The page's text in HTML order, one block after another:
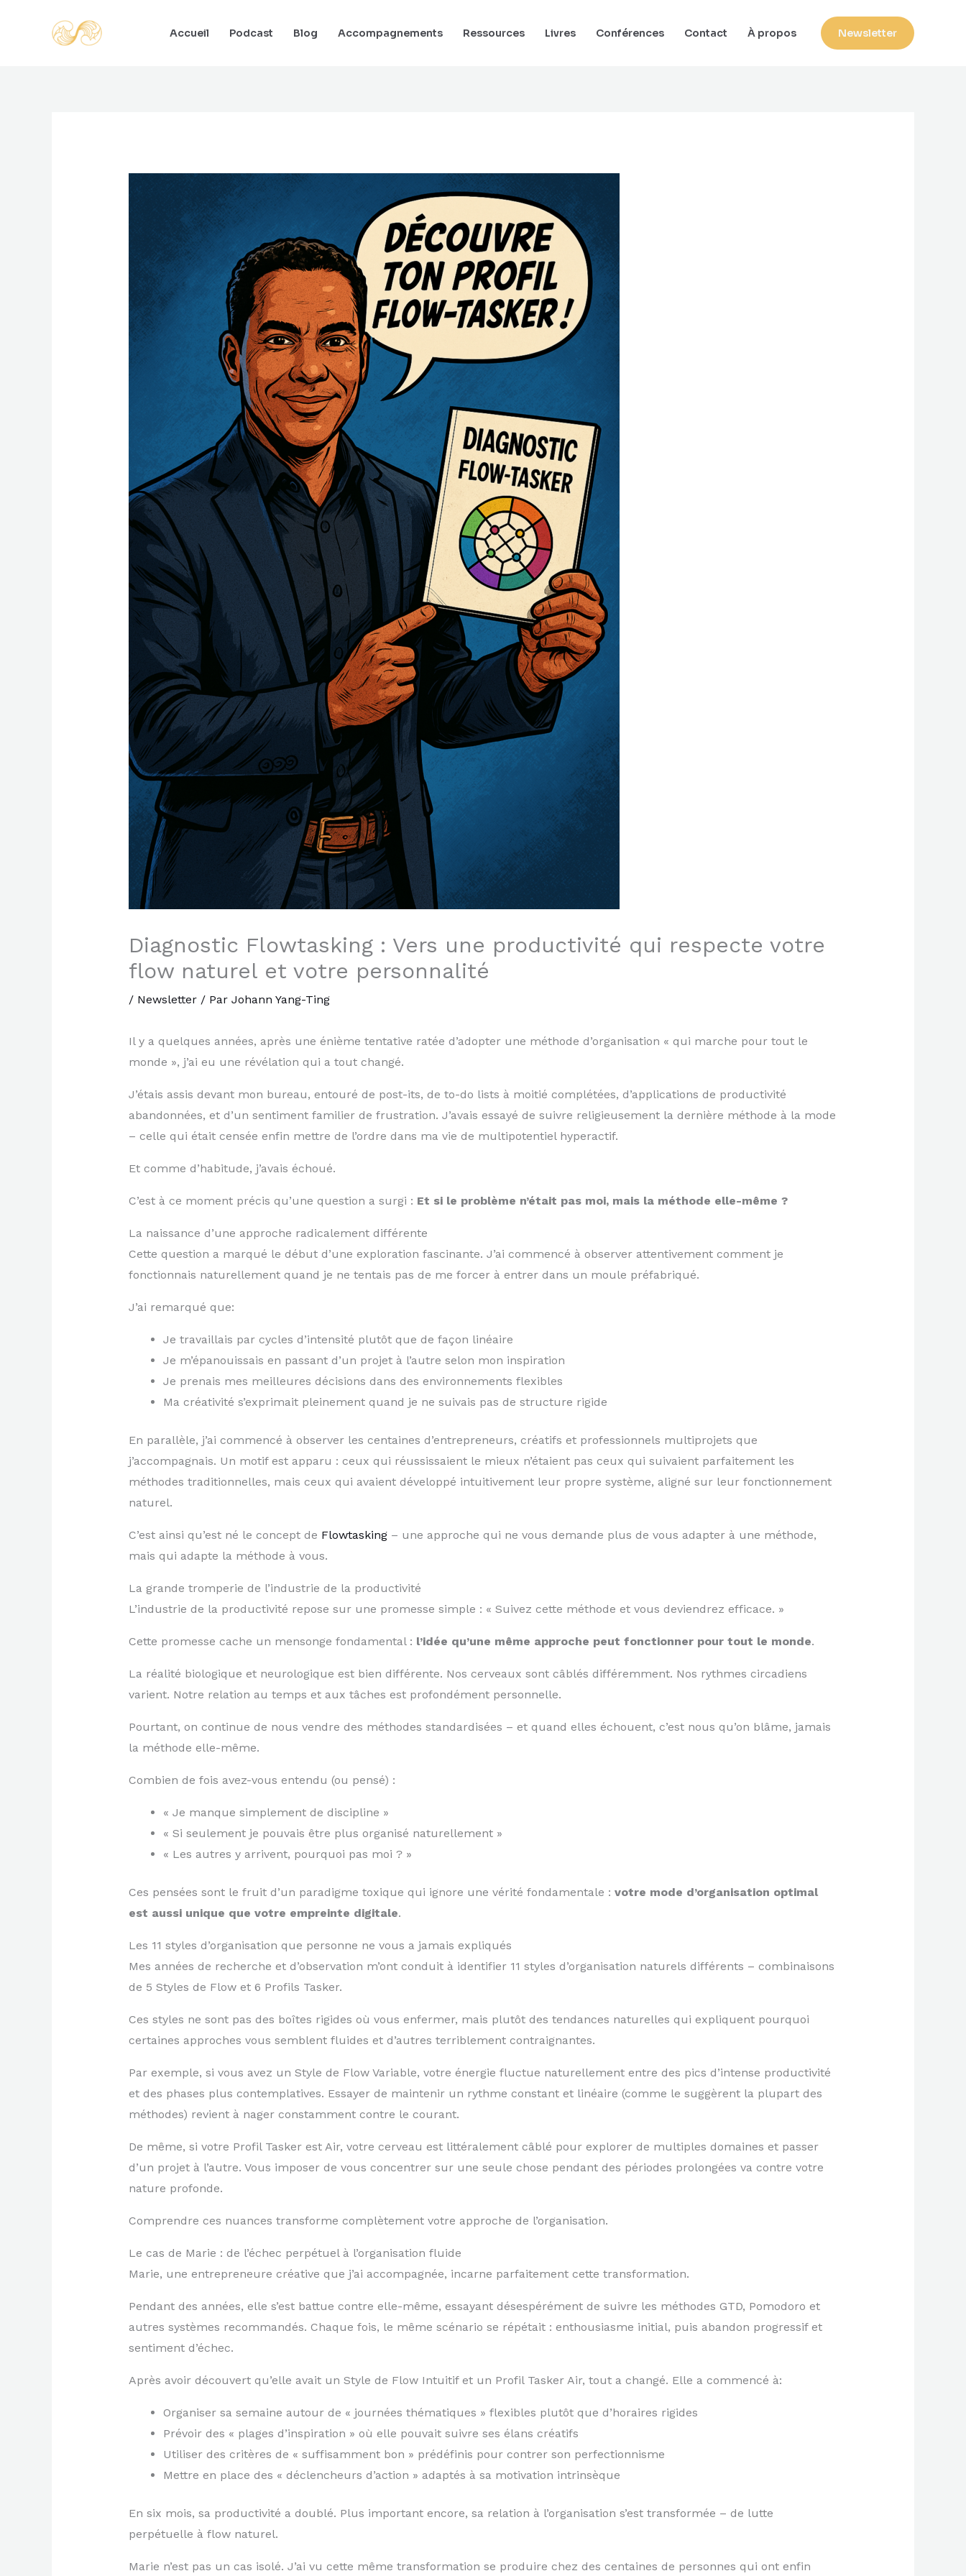
Accueil Podcast Blog Accompagnements Ressources Livres Conférences Contact À propos Newsletter
Diagnostic Flowtasking : Vers une productivité qui respecte votre
flow naturel et votre personnalité
/ Newsletter/ Par Johann Yang-Ting
Il y a quelques années, après une énième tentative ratée d’adopter une méthode d’organisation « qui marche pour tout le
monde », j’ai eu une révélation qui a tout changé.
J’étais assis devant mon bureau, entouré de post-its, de to-do lists à moitié complétées, d’applications de productivité
abandonnées, et d’un sentiment familier de frustration. J’avais essayé de suivre religieusement la dernière méthode à la mode
– celle qui était censée enfin mettre de l’ordre dans ma vie de multipotentiel hyperactif.
Et comme d’habitude, j’avais échoué.
C’est à ce moment précis qu’une question a surgi : Et si le problème n’était pas moi, mais la méthode elle-même ?
La naissance d’une approche radicalement différente
Cette question a marqué le début d’une exploration fascinante. J’ai commencé à observer attentivement comment je
fonctionnais naturellement quand je ne tentais pas de me forcer à entrer dans un moule préfabriqué.
J’ai remarqué que:
Je travaillais par cycles d’intensité plutôt que de façon linéaire
Je m’épanouissais en passant d’un projet à l’autre selon mon inspiration
Je prenais mes meilleures décisions dans des environnements flexibles
Ma créativité s’exprimait pleinement quand je ne suivais pas de structure rigide
En parallèle, j’ai commencé à observer les centaines d’entrepreneurs, créatifs et professionnels multiprojets que
j’accompagnais. Un motif est apparu : ceux qui réussissaient le mieux n’étaient pas ceux qui suivaient parfaitement les
méthodes traditionnelles, mais ceux qui avaient développé intuitivement leur propre système, aligné sur leur fonctionnement
naturel.
C’est ainsi qu’est né le concept de Flowtasking– une approche qui ne vous demande plus de vous adapter à une méthode,
mais qui adapte la méthode à vous.
La grande tromperie de l’industrie de la productivité
L’industrie de la productivité repose sur une promesse simple : « Suivez cette méthode et vous deviendrez efficace. »
Cette promesse cache un mensonge fondamental : l’idée qu’une même approche peut fonctionner pour tout le monde.
La réalité biologique et neurologique est bien différente. Nos cerveaux sont câblés différemment. Nos rythmes circadiens
varient. Notre relation au temps et aux tâches est profondément personnelle.
Pourtant, on continue de nous vendre des méthodes standardisées – et quand elles échouent, c’est nous qu’on blâme, jamais
la méthode elle-même.
Combien de fois avez-vous entendu (ou pensé) :
« Je manque simplement de discipline »
« Si seulement je pouvais être plus organisé naturellement »
« Les autres y arrivent, pourquoi pas moi ? »
Ces pensées sont le fruit d’un paradigme toxique qui ignore une vérité fondamentale : votre mode d’organisation optimal
est aussi unique que votre empreinte digitale.
Les 11 styles d’organisation que personne ne vous a jamais expliqués
Mes années de recherche et d’observation m’ont conduit à identifier 11 styles d’organisation naturels différents – combinaisons
de 5 Styles de Flow et 6 Profils Tasker.
Ces styles ne sont pas des boîtes rigides où vous enfermer, mais plutôt des tendances naturelles qui expliquent pourquoi
certaines approches vous semblent fluides et d’autres terriblement contraignantes.
Par exemple, si vous avez un Style de Flow Variable, votre énergie fluctue naturellement entre des pics d’intense productivité
et des phases plus contemplatives. Essayer de maintenir un rythme constant et linéaire (comme le suggèrent la plupart des
méthodes) revient à nager constamment contre le courant.
De même, si votre Profil Tasker est Air, votre cerveau est littéralement câblé pour explorer de multiples domaines et passer
d’un projet à l’autre. Vous imposer de vous concentrer sur une seule chose pendant des périodes prolongées va contre votre
nature profonde.
Comprendre ces nuances transforme complètement votre approche de l’organisation.
Le cas de Marie : de l’échec perpétuel à l’organisation fluide
Marie, une entrepreneure créative que j’ai accompagnée, incarne parfaitement cette transformation.
Pendant des années, elle s’est battue contre elle-même, essayant désespérément de suivre les méthodes GTD, Pomodoro et
autres systèmes recommandés. Chaque fois, le même scénario se répétait : enthousiasme initial, puis abandon progressif et
sentiment d’échec.
Après avoir découvert qu’elle avait un Style de Flow Intuitif et un Profil Tasker Air, tout a changé. Elle a commencé à:
Organiser sa semaine autour de « journées thématiques » flexibles plutôt que d’horaires rigides
Prévoir des « plages d’inspiration » où elle pouvait suivre ses élans créatifs
Utiliser des critères de « suffisamment bon » prédéfinis pour contrer son perfectionnisme
Mettre en place des « déclencheurs d’action » adaptés à sa motivation intrinsèque
En six mois, sa productivité a doublé. Plus important encore, sa relation à l’organisation s’est transformée – de lutte
perpétuelle à flow naturel.
Marie n’est pas un cas isolé. J’ai vu cette même transformation se produire chez des centaines de personnes qui ont enfin